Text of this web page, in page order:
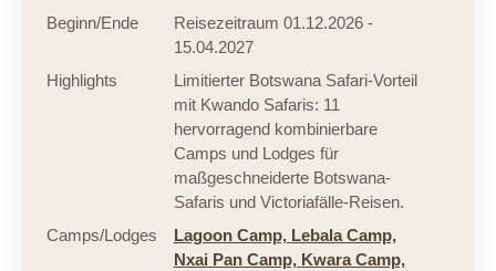
Beginn/Ende
Reisezeitraum 01.12.2026 -
15.04.2027
Highlights
Limitierter Botswana Safari-Vorteil
mit Kwando Safaris: 11
hervorragend kombinierbare
Camps und Lodges für
maßgeschneiderte Botswana-
Safaris und Victoriafälle-Reisen.
Camps/Lodges
Lagoon Camp, Lebala Camp,
Nxai Pan Camp, Kwara Camp,